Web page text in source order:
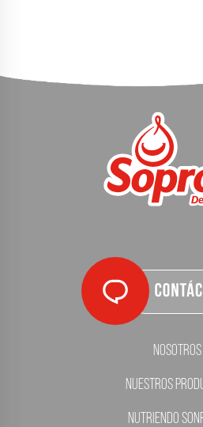
Nosotros
Nuestros
Nutriendo